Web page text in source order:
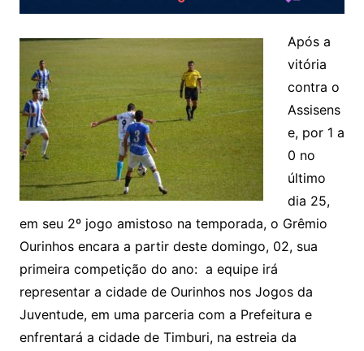
Após a
vitória
contra o
Assisens
e, por 1 a
0 no
último
dia 25,
em seu 2º jogo amistoso na temporada, o Grêmio
Ourinhos encara a partir deste domingo, 02, sua
primeira competição do ano: a equipe irá
representar a cidade de Ourinhos nos Jogos da
Juventude, em uma parceria com a Prefeitura e
enfrentará a cidade de Timburi, na estreia da